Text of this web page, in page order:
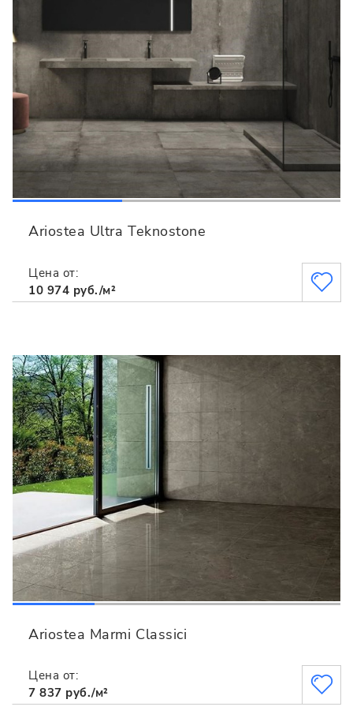
Ariostea Ultra Teknostone
Цена от:
10 974 руб./м²
Ariostea Marmi Classici
Цена от:
7 837 руб./м²